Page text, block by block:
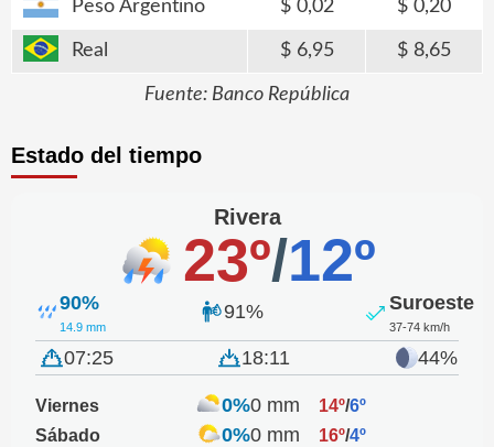
Peso Argentino 0,02 0,20
Real 6,95 8,65
Fuente: Banco República
Estado del tiempo
Rivera
23º/12º
90%
14.9 mm
91% Suroeste
37-74 km/h
07:25 18:11 44%
Viernes 0%0 mm 14º/6º
Sábado
0%0 mm 16º/4º